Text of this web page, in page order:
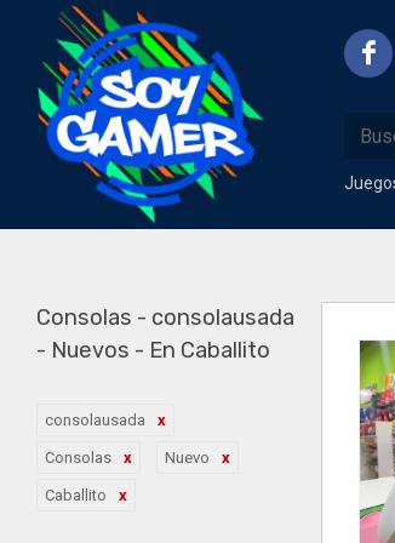
Consolas - consolausada
- Nuevos - En Caballito
consolausada
Consolas Nuevo
Caballito